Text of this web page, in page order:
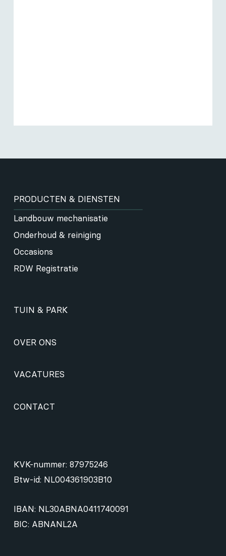
PRODUCTEN & DIENSTEN
Landbouw mechanisatie
Onderhoud & reiniging
Occasions
RDW Registratie
TUIN & PARK
OVER ONS
VACATURES
CONTACT
KVK-nummer: 87975246
Btw-id: NL004361903B10
IBAN: NL30ABNA0411740091
BIC: ABNANL2A